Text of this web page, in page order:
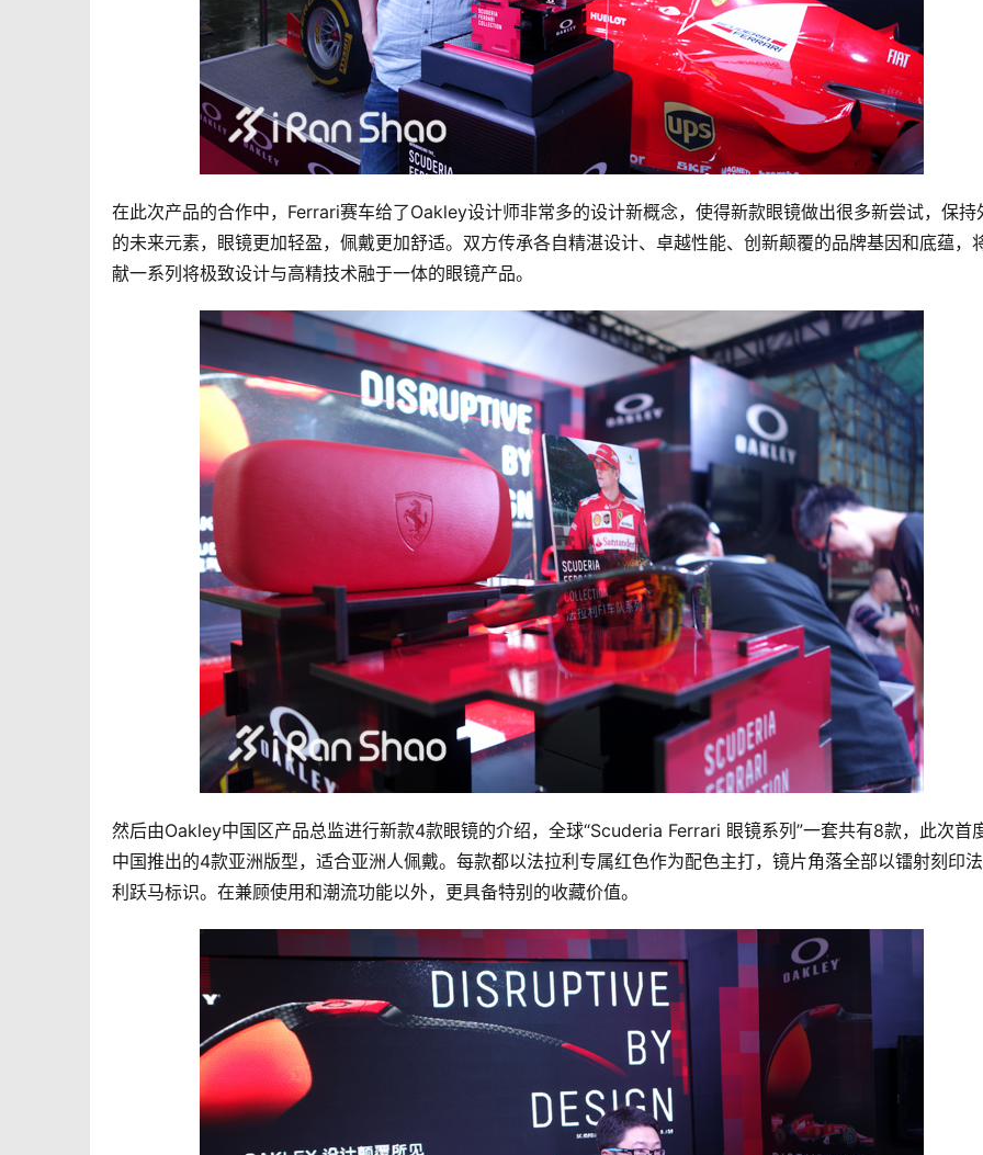
在此次产品的合作中，Ferrari赛车给了Oakley设计师非常多的设计新概念，使得新款眼镜做出很多新尝试，保持
的未来元素，眼镜更加轻盈，佩戴更加舒适。双方传承各自精湛设计、卓越性能、创新颠覆的品牌基因和底蕴，
献一系列将极致设计与高精技术融于一体的眼镜产品。
然后由Oakley中国区产品总监进行新款4款眼镜的介绍，全球“Scuderia Ferrari 眼镜系列”一套共有8款，此次首
中国推出的4款亚洲版型，适合亚洲人佩戴。每款都以法拉利专属红色作为配色主打，镜片角落全部以镭射刻印
利跃马标识。在兼顾使用和潮流功能以外，更具备特别的收藏价值。